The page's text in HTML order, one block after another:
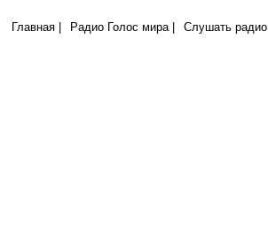
Главная | Радио Голос мира | Слушать радио |